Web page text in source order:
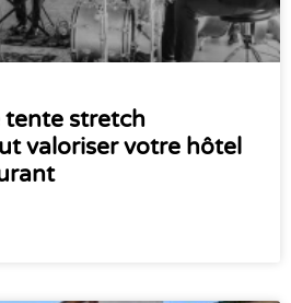
tente stretch
valoriser votre hôtel